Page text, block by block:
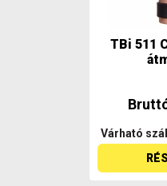
TBi 511
Várható